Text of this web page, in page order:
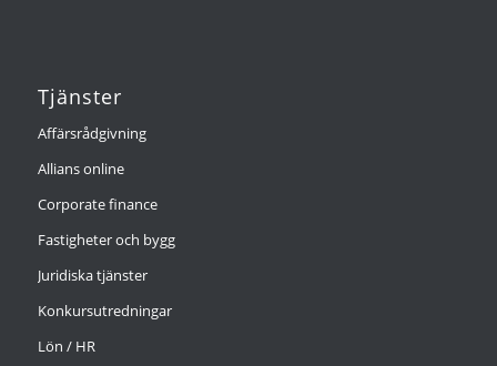
Tjänster
Affärsrådgivning
Allians online
Corporate finance
Fastigheter och bygg
Juridiska tjänster
Konkursutredningar
Lön / HR